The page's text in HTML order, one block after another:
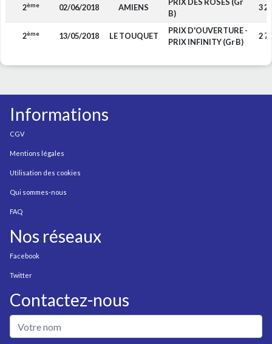
2ème 02/06/2018 AMIENS
B)
3
2ème 13/05/2018 LE TOUQUET
PRIX D'OUVERTURE -
PRIX INFINITY (Gr B)
2
Informations
CGV
Mentions légales
Utilisation des cookies
Qui sommes-nous
FAQ
Nos réseaux
Facebook
Twitter
Contactez-nous